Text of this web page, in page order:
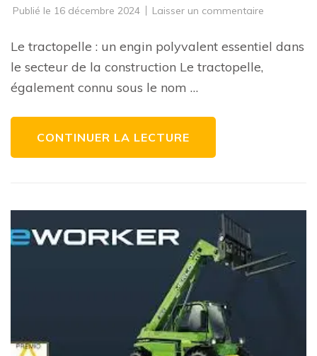
Publié le 16 décembre 2024 Laisser un commentaire
usages
du
Le tractopelle : un engin polyvalent essentiel dans
le secteur de la construction Le tractopelle,
également connu sous le nom …
CONTINUER LA LECTURE